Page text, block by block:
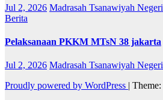
Jul 2, 2026 Madrasah Tsanawiyah
Berita
Pelaksanaan PKKM MTsN 38 jakarta
Jul 2, 2026 Madrasah Tsanawiyah
Proudly powered by WordPress |